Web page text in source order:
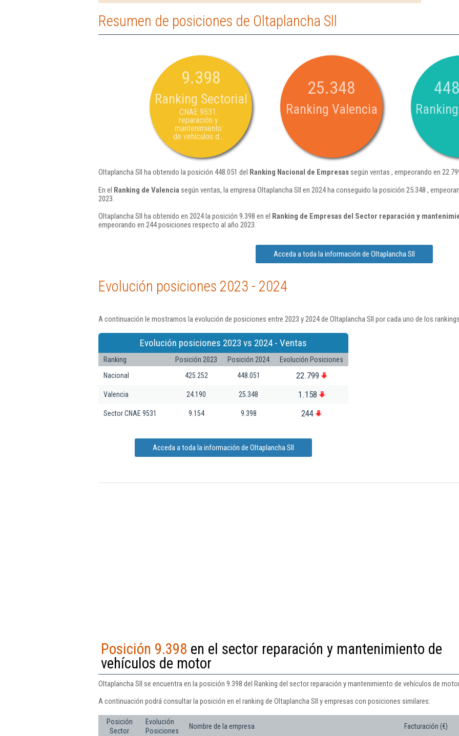
Resumen de posiciones de Oltaplancha Sll
9.398
Ranking Sectorial
CNAE 9531:
reparación y
mantenimiento
de vehículos d...
25.348
Ranking Valencia
Oltaplancha Sll ha obtenido la posición 448.051 del Ranking Nacional de Empresassegún ventas , empeorando en
En el Ranking de Valencia según ventas, la empresa Oltaplancha Sll en 2024 ha conseguido la posición 25.348 ,
2023.
Oltaplancha Sll ha obtenido en 2024 la posición 9.398 en el Ranking de Empresas del Sector reparación y
empeorando en 244 posiciones respecto al año 2023.
Acceda a toda la información de Oltaplancha Sll
Evolución posiciones 2023 - 2024
A continuación le mostramos la evolución de posiciones entre 2023 y 2024 de Oltaplancha Sll por cada uno de los
Evolución posiciones 2023 vs 2024 - Ventas
Ranking Posición 2023 Posición 2024
Evolución Posiciones
Nacional
425.252 448.051 22.799
Valencia 24.190 25.348 1.158
Sector CNAE 9531 9.154 9.398 244
Acceda a toda la información de Oltaplancha Sll
Posición 9.398 en el sector reparación y mantenimiento de
vehículos de motor
Oltaplancha Sll se encuentra en la posición 9.398 del Ranking del sector reparación y mantenimiento de vehículos de
A continuación podrá consultar la posición en el ranking de Oltaplancha Sll y empresas con posiciones similares:
Posición
Sector
Evolución
Posiciones
Nombre de la empresa Facturación (€)